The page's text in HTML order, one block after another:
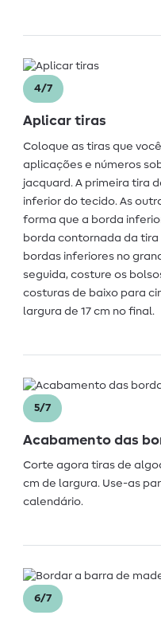
4/7
Aplicar tiras
Coloque as tiras que
aplicações e números
jacquard. A primeira tira
inferior do tecido. As
forma que a borda
borda contornada da
bordas inferiores no
seguida, costure os
costuras de baixo para
largura de 17 cm no final.
5/7
Acabamento das
Corte agora tiras de
cm de largura. Use-as
calendário.
6/7